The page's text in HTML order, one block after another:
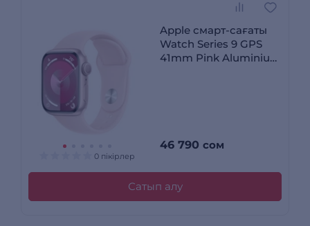
0 пікірлер
Apple смарт-сағаты
Watch Series 9 GPS
41mm Pink Aluminium
46 790 сом
Сатып алу